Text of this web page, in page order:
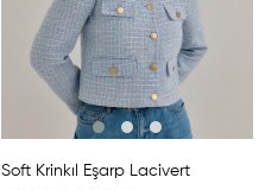
Soft Krinkıl Eşarp Lacivert